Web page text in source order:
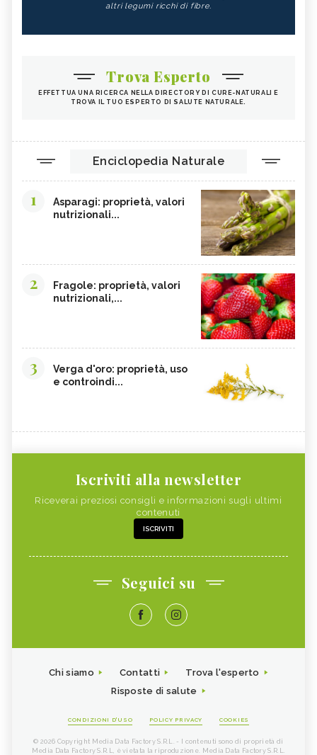
altri legumi ricchi di fibre.
Trova Esperto
EFFETTUA UNA RICERCA NELLA DIRECTORY DI CURE-NATURALI E
TROVA IL TUO ESPERTO DI SALUTE NATURALE.
Enciclopedia Naturale
1
Asparagi: proprietà, valori
nutrizionali...
2
Fragole: proprietà, valori
nutrizionali,...
3
Verga d'oro: proprietà, uso
e controindi...
Iscriviti alla newsletter
Riceverai preziosi consigli e informazioni sugli ultimi
contenuti
ISCRIVITI
Seguici su
Chi siamo Contatti
Trova l'esperto
Risposte di salute
CONDIZIONI D'USO POLICY PRIVACY COOKIES
© 2026 Copyright Media Data Factory S.R.L. - I contenuti sono di proprietà di
Media Data Factory S.R.L, è vietata la riproduzione. Media Data Factory S.R.L.